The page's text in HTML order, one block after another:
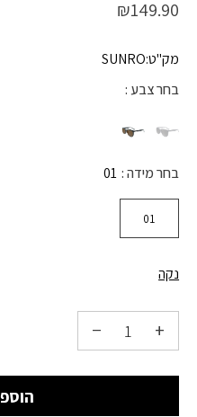
₪149.90
מק"ט:SUNRO
בחר צבע
בחר מידה 01
01
נקה